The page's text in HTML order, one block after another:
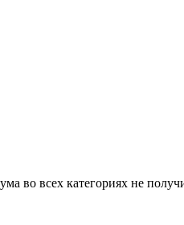
всех категориях не